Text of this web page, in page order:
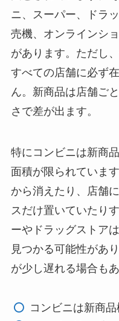
ニ、スーパー、ドラ
売機、オンラインシ
があります。ただし
すべての店舗に必ず
ん。新商品は店舗ご
さで差が出ます。
特にコンビニは新商
面積が限られていま
から消えたり、店舗
スだけ置いていたり
ーやドラッグストア
見つかる可能性があ
が少し遅れる場合もあ
コンビニは新商